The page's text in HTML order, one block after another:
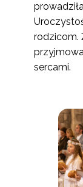
rodzicom.
sercami.